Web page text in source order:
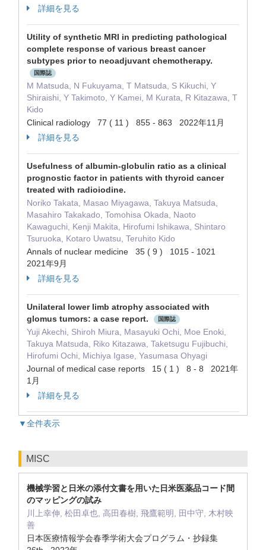
詳細を見る
Utility of synthetic MRI in predicting pathological
complete response of various breast cancer
subtypes prior to neoadjuvant chemotherapy.
国際誌
M Matsuda, N Fukuyama, T Matsuda, S Kikuchi, Y
Shiraishi, Y Takimoto, Y Kamei, M Kurata, R Kitazawa, T
Kido
Clinical radiology 77 ( 11 ) 855 - 863 2022年11月
詳細を見る
Usefulness of albumin-globulin ratio as a clinical
prognostic factor in patients with thyroid cancer
treated with radioiodine.
Noriko Takata, Masao Miyagawa, Takuya Matsuda,
Masahiro Takakado, Tomohisa Okada, Naoto
Kawaguchi, Kenji Makita, Hirofumi Ishikawa, Shintaro
Tsuruoka, Kotaro Uwatsu, Teruhito Kido
Annals of nuclear medicine 35 ( 9 ) 1015 - 1021
2021年9月
詳細を見る
Unilateral lower limb atrophy associated with
glomus tumors: a case report.
国際誌
Yuji Akechi, Shiroh Miura, Masayuki Ochi, Moe Enoki,
Takuya Matsuda, Riko Kitazawa, Taketsugu Fujibuchi,
Hirofumi Ochi, Michiya Igase, Yasumasa Ohyagi
Journal of medical case reports 15 ( 1 ) 8 - 8 2021年
1月
詳細を見る
▼全件表示
MISC
機械学習と日米の添付文書を用いた日米医薬品コード間
のマッピングの試み
川上幸伸, 松田卓也, 高田春樹, 飛鷹範明, 田中守, 木村映
善
日本医療情報学会春季学術大会プログラム・抄録集